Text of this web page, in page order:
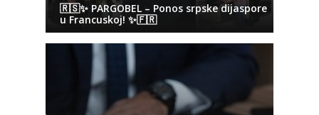
🇷🇸✨ PARGOBEL – Ponos srpske dijaspore
u Francuskoj! ✨🇫🇷